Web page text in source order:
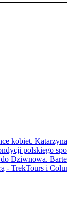
kobiet.
polskiego
Dziwnowa.
- TrekTours i